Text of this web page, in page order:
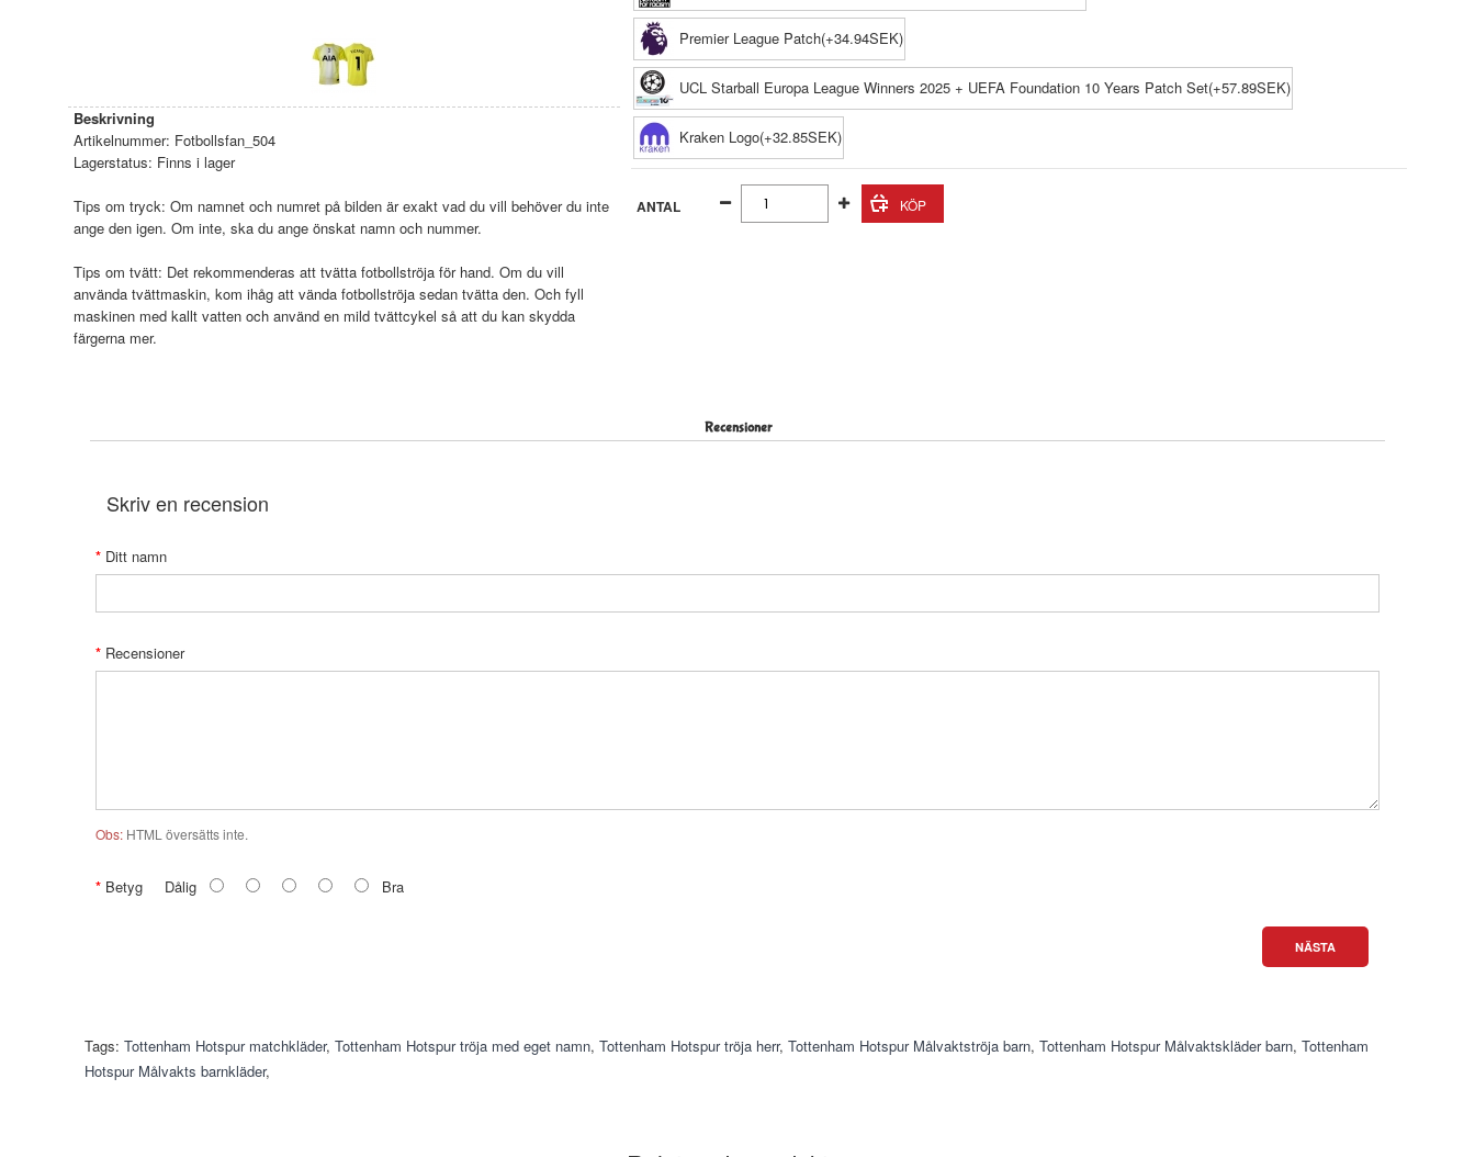
Beskrivning
Artikelnummer: Fotbollsfan_504
Lagerstatus: Finns i lager
Tips om tryck: Om namnet och numret på bilden är exakt vad du vill behöver du inte
ange den igen. Om inte, ska du ange önskat namn och nummer.
Tips om tvätt: Det rekommenderas att tvätta fotbollströja för hand. Om du vill
använda tvättmaskin, kom ihåg att vända fotbollströja sedan tvätta den. Och fyll
maskinen med kallt vatten och använd en mild tvättcykel så att du kan skydda
färgerna mer.
Premier League Patch(+34.94SEK)
UCL Starball Europa League Winners 2025 + UEFA Foundation 10 Years Patch Set(+57.89SEK)
Kraken Logo(+32.85SEK)
ANTAL
Recensioner
Skriv en recension
Ditt namn
Recensioner
Obs: HTML översätts inte.
Betyg Dålig Bra
NÄSTA
Tags: Tottenham Hotspur matchkläder, Tottenham Hotspur tröja med eget namn, Tottenham Hotspur tröja herr, Tottenham Hotspur Målvaktströja barn, Tottenham Hotspur Målvaktskläder barn, Tottenham
Hotspur Målvakts barnkläder,